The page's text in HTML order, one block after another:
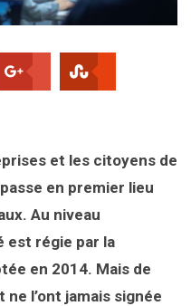
et les citoyens de
en premier lieu
Au niveau
est régie par la
en 2014. Mais de
l’ont jamais signée